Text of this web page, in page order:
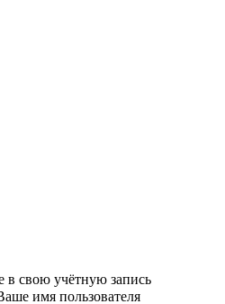
в свою учётную запись
имя пользователя